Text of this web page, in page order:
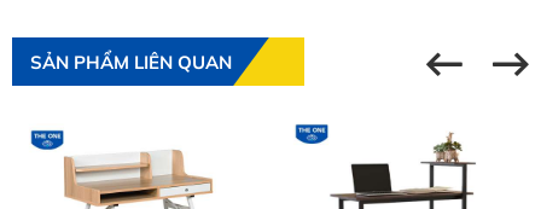
SẢN PHẨM LIÊN QUAN